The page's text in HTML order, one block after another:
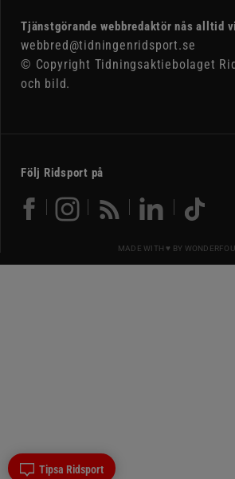
Tipsa Ridsport
Tjänstgörande webbredaktör nås alltid
webbred@tidningenridsport.se
© Copyright Tidningsaktiebolaget
och bild.
Följ Ridsport på
MADE WITH ♥ BY